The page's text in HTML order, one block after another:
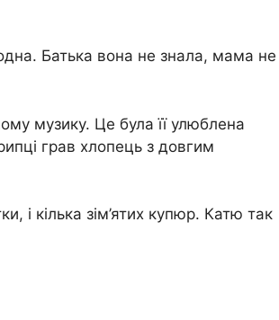
Батька вона не знала, мама не
музику. Це була її улюблена
грав хлопець з довгим
і кілька зім’ятих купюр. Катю так